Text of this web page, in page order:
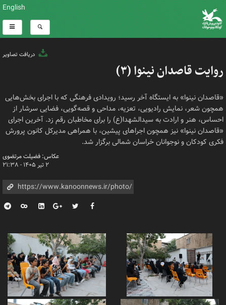
English
دریافت تصاویر
روایت قاصدان نینوا (۳)
«قاصدان نینوا» به ایستگاه آخر رسید؛ رویدادی فرهنگی که با اجرای بخش‌هایی
همچون شعر، نمایش رادیویی، تعزیه، مداحی و قصه‌گویی، فضایی سرشار از
احساس، هنر و ارادت به سیدالشهدا(ع) را برای مخاطبان رقم زد. آخرین اجرای
«قاصدان نینوا» نیز همچون اجراهای پیشین، با همراهی مدیرکل کانون پرورش
فکری کودکان و نوجوانان خراسان شمالی برگزار شد.
عکاس: فضیلت مرتضوی
۲ تیر ۱۴۰۵ - ۲۱:۳۸